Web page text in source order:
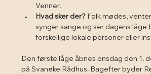
Venner.
Hvad sker der? Folk mødes,
synger sange og ser dagens låge
forskellige lokale personer eller
Den første låge åbnes onsdag den 1.
på Svaneke Rådhus. Bagefter byder